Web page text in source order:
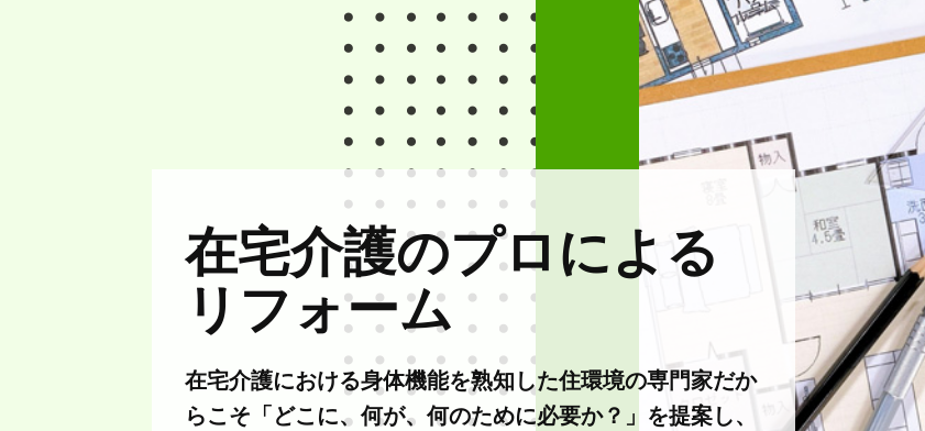
在宅介護のプロによる
リフォーム
在宅介護における身体機能を熟知した住環境の専門家だか
らこそ「どこに、何が、何のために必要か？」を提案し、